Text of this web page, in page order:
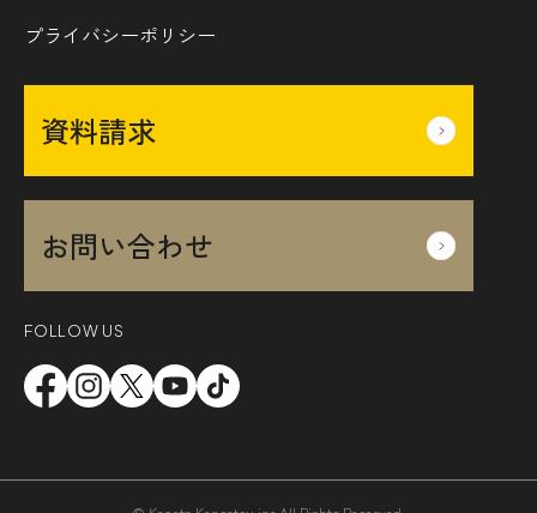
プライバシーポリシー
資料請求
お問い合わせ
FOLLOW US